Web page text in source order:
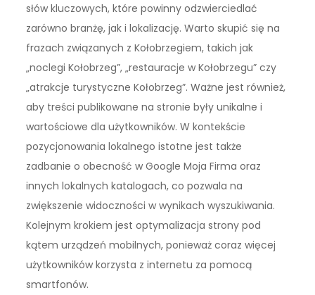
słów kluczowych, które powinny odzwierciedlać
zarówno branżę, jak i lokalizację. Warto skupić się na
frazach związanych z Kołobrzegiem, takich jak
„noclegi Kołobrzeg”, „restauracje w Kołobrzegu” czy
„atrakcje turystyczne Kołobrzeg”. Ważne jest również,
aby treści publikowane na stronie były unikalne i
wartościowe dla użytkowników. W kontekście
pozycjonowania lokalnego istotne jest także
zadbanie o obecność w Google Moja Firma oraz
innych lokalnych katalogach, co pozwala na
zwiększenie widoczności w wynikach wyszukiwania.
Kolejnym krokiem jest optymalizacja strony pod
kątem urządzeń mobilnych, ponieważ coraz więcej
użytkowników korzysta z internetu za pomocą
smartfonów.